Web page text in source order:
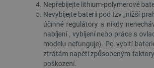
Nepřebíjejte lithium-polymerové
Nevybíjejte baterii pod tzv „nižší
účinné regulátory a nikdy
nabíjení , vybíjení nebo práce s
modelu nefunguje). Po vybití
ztrátám napětí způsobeným
poškození.